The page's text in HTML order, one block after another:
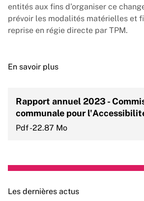
entités aux fins d’organiser ce
prévoir les modalités matérielles et
reprise en régie directe par TPM.
En savoir plus
Rapport annuel 2023 -
communale pour
Pdf -22.87 Mo
Les dernières actus